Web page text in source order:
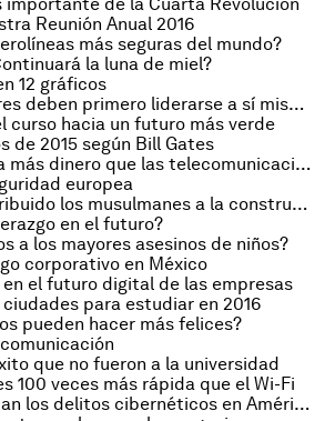
Reunión Anual 2016
más seguras del mundo?
la luna de miel?
12 gráficos
Los grandes líderes deben primero liderarse a sí mismos
curso hacia un futuro más verde
de 2015 según Bill Gates
La cultura genera más dinero que las telecomunicaciones
europea
Cuánto han contribuido los musulmanes a la construcción de Estados Unidos
en el futuro?
a los mayores asesinos de niños?
corporativo en México
el futuro digital de las empresas
para estudiar en 2016
pueden hacer más felices?
que no fueron a la universidad
100 veces más rápida que el Wi-Fi
¿Por qué aumentan los delitos cibernéticos en América Latina?